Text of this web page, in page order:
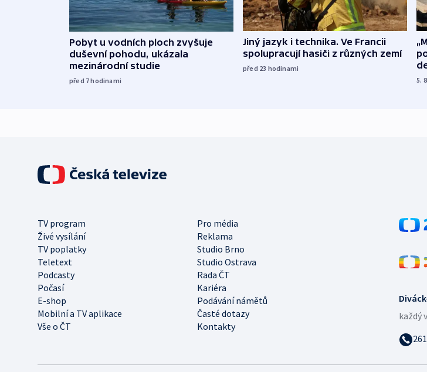
Pobyt u vodních ploch zvyšuje
duševní pohodu, ukázala
mezinárodní studie
před 7hodinami
Jiný jazyk i technika. Ve Francii
spolupracují hasiči z různých zemí
před 23 hodinami
5.
TV program
Pro média
Živé vysílání
Reklama
TV poplatky
Studio Brno
Teletext
Studio Ostrava
Podcasty
Rada ČT
Počasí
Kariéra
E-shop
Podávání námětů
Mobilní a TV aplikace
Časté dotazy
Vše o ČT
Kontakty
každý